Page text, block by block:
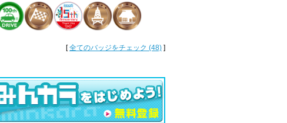
[全てのバッジをチェック (48) ]